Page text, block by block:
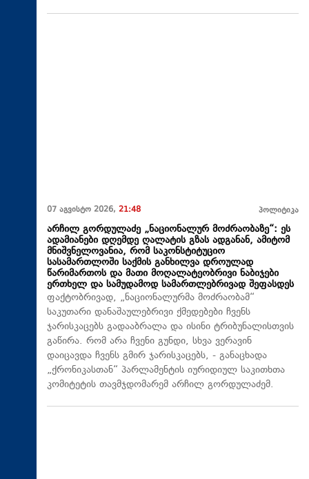
07 აგვისტო 2026, 21:48 პოლიტიკა
არჩილ გორდულაძე „ნაციონალურ მოძრაობაზე“: ეს
ადამიანები დღემდე ღალატის გზას ადგანან, ამიტომ
მნიშვნელოვანია, რომ საკონსტიტუციო
სასამართლოში საქმის განხილვა დროულად
წარიმართოს და მათი მოღალატეობრივი ნაბიჯები
ერთხელ და სამუდამოდ სამართლებრივად შეფასდეს
ფაქტობრივად, „ნაციონალურმა მოძრაობამ“
საკუთარი დანაშაულებრივი ქმედებები ჩვენს
ჯარისკაცებს გადააბრალა და ისინი ტრიბუნალისთვის
გაწირა. რომ არა ჩვენი გუნდი, სხვა ვერავინ
დაიცავდა ჩვენს გმირ ჯარისკაცებს, - განაცხადა
„ქრონიკასთან“ პარლამენტის იურიდიულ საკითხთა
კომიტეტის თავმჯდომარემ არჩილ გორდულაძემ.